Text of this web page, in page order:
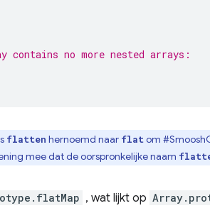
no more nested arrays:
flatten hernoemd naar flat om
mee dat de oorspronkelijke naam
, wat lijkt op